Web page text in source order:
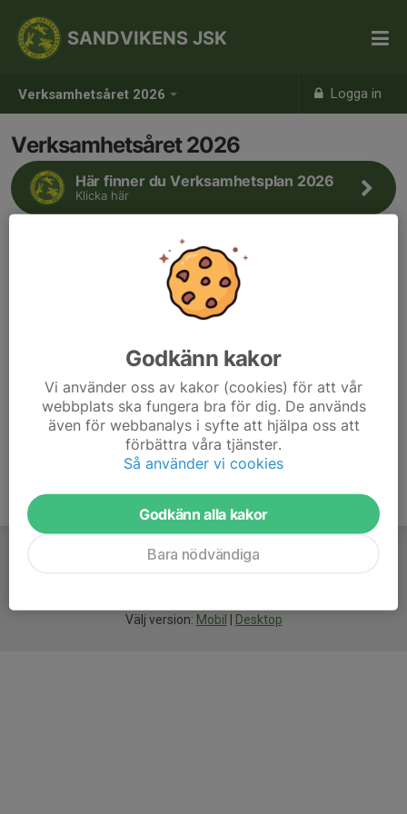
Verksamhetsåret 2026 Logga in
SANDVIKENS JSK
Verksamhetsåret 2026
Här finner du Verksamhetsplan 2026
Klicka här
Välj version: Mobil Desktop
Godkänn kakor
Vi använder oss av kakor (cookies) för att vår
webbplats ska fungera bra för dig. De används
även för webbanalys i syfte att hjälpa oss att
förbättra våra tjänster.
Så använder vi cookies
Godkänn alla kakor
Bara nödvändiga